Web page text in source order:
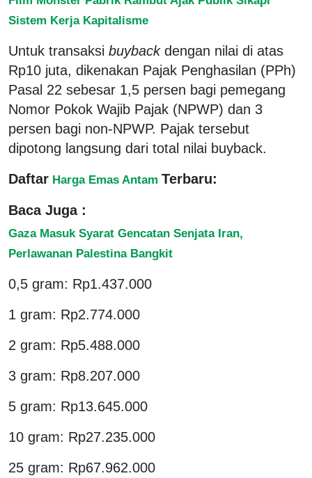
Sistem Kerja Kapitalisme
Untuk transaksi buybackdengan nilai di atas
Rp10 juta, dikenakan Pajak Penghasilan (PPh)
Pasal 22 sebesar 1,5 persen bagi pemegang
Nomor Pokok Wajib Pajak (NPWP) dan 3
persen bagi non-NPWP. Pajak tersebut
dipotong langsung dari total nilai buyback.
Daftar Harga Emas Antam Terbaru:
Baca Juga :
Gaza Masuk Syarat Gencatan Senjata Iran,
Perlawanan Palestina Bangkit
0,5 gram: Rp1.437.000
1 gram: Rp2.774.000
2 gram: Rp5.488.000
3 gram: Rp8.207.000
5 gram: Rp13.645.000
10 gram: Rp27.235.000
25 gram: Rp67.962.000